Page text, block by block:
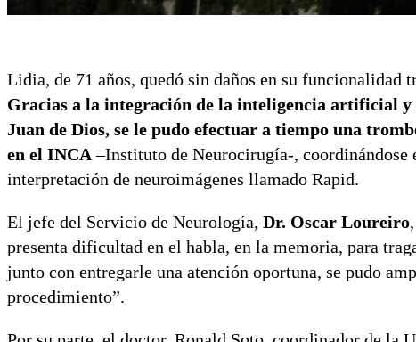
Lidia, de 71 años, quedó sin daños en su funcionalidad
Gracias a la integración de la inteligencia artificial
Juan de Dios, se le pudo efectuar a tiempo una
en el INCA–Instituto de Neurocirugía-, coordinándose
interpretación de neuroimágenes llamado Rapid.
El jefe del Servicio de Neurología, Dr. Oscar Loureiro
presenta dificultad en el habla, en la memoria, para
junto con entregarle una atención oportuna, se pudo
procedimiento”.